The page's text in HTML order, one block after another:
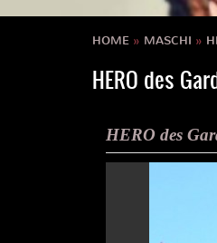
HOME » MASCHI »
HERO des
HERO des